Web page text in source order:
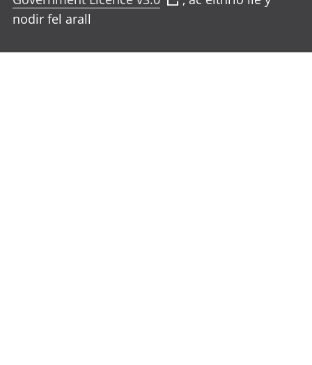
nodir fel arall